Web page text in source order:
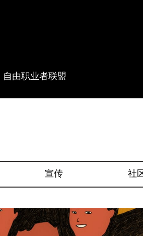
自由职业者联盟
宣传 社